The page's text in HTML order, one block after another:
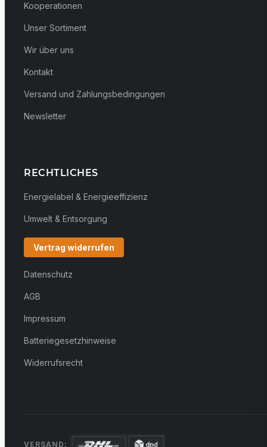
Kooperationen
Unser Sortiment
Wir über uns
Kontakt
Versand und Zahlungsbedingungen
Newsletter
RECHTLICHES
Energielabel & Energieeffizienz
Umwelt & Entsorgung
Vertrag widerrufen
Datenschutz
AGB
Impressum
Batteriegesetzhinweise
Widerrufsrecht
VERSAND: